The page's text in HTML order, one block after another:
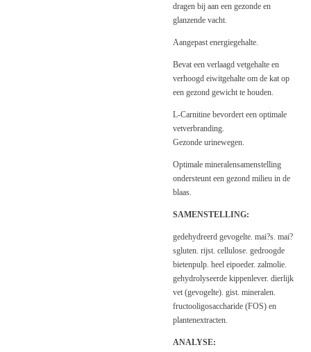
dragen bij aan een gezonde en
glanzende vacht.
Aangepast energiegehalte.
Bevat een verlaagd vetgehalte en
verhoogd eiwitgehalte om de kat op
een gezond gewicht te houden.
L-Carnitine bevordert een optimale
vetverbranding.
Gezonde urinewegen.
Optimale mineralensamenstelling
ondersteunt een gezond milieu in de
blaas.
SAMENSTELLING:
gedehydreerd gevogelte. mai?s. mai?
sgluten. rijst. cellulose. gedroogde
bietenpulp. heel eipoeder. zalmolie.
gehydrolyseerde kippenlever. dierlijk
vet (gevogelte). gist. mineralen.
fructooligosaccharide (FOS) en
plantenextracten.
ANALYSE: